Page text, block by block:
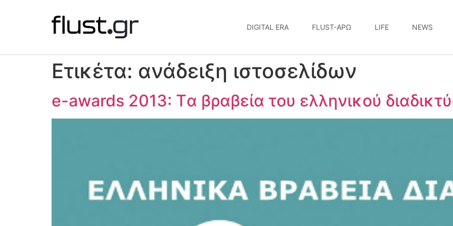
DIGITAL ERA FLUST-ΆΡΩ LIFE NEWS
Ετικέτα: ανάδειξη ιστοσελίδων
e-awards 2013: Tα βραβεία του ελληνικού